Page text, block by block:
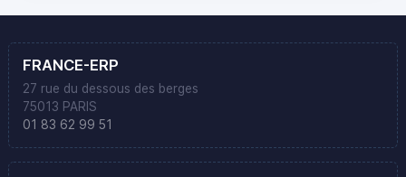
FRANCE-ERP
27 rue du dessous des berges
75013 PARIS
01 83 62 99 51